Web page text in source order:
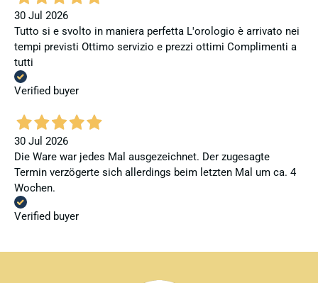
30 Jul 2026
Tutto si e svolto in maniera perfetta L'orologio è arrivato nei
tempi previsti Ottimo servizio e prezzi ottimi Complimenti a
tutti
Verified buyer
30 Jul 2026
Die Ware war jedes Mal ausgezeichnet. Der zugesagte
Termin verzögerte sich allerdings beim letzten Mal um ca. 4
Wochen.
Verified buyer